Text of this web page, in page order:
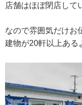
店舗はほぼ閉店して
なので雰囲気だけお
建物が20軒以上ある